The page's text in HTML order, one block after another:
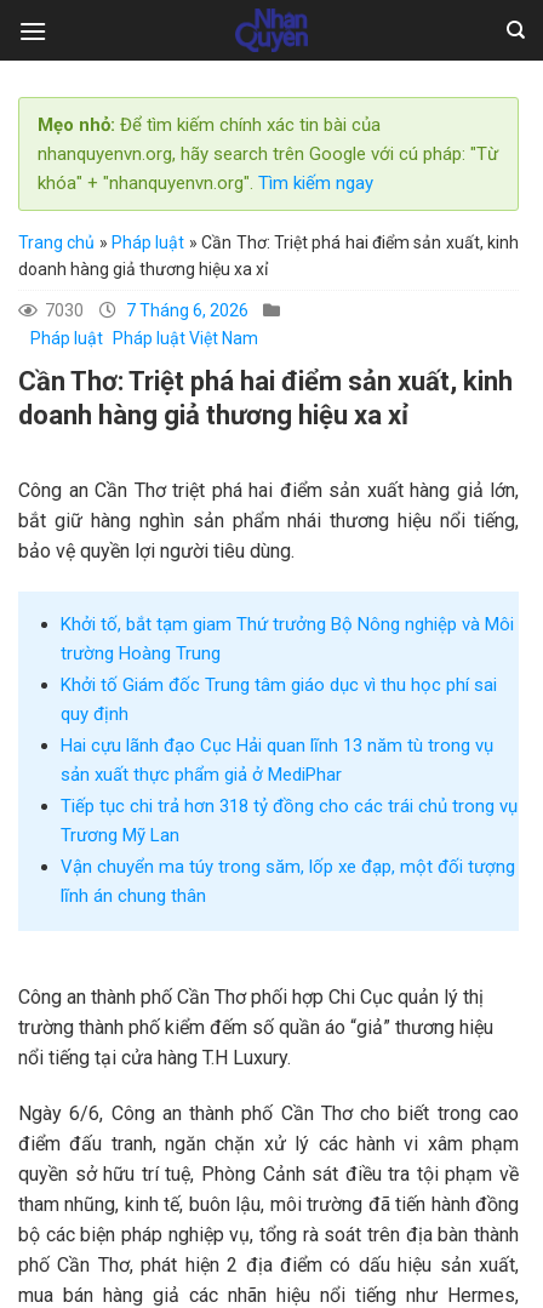
Mẹo nhỏ: Để tìm kiếm chính xác tin bài của
nhanquyenvn.org, hãy search trên Google với cú pháp: "Từ
khóa" + "nhanquyenvn.org". Tìm kiếm ngay
Trang chủ » Pháp luật »Cần Thơ: Triệt phá hai điểm sản xuất, kinh
doanh hàng giả thương hiệu xa xỉ
7030
7 Tháng 6, 2026
Pháp luật
Pháp luật Việt Nam
Cần Thơ: Triệt phá hai điểm sản xuất, kinh
doanh hàng giả thương hiệu xa xỉ
Công an Cần Thơ triệt phá hai điểm sản xuất hàng giả lớn,
bắt giữ hàng nghìn sản phẩm nhái thương hiệu nổi tiếng,
bảo vệ quyền lợi người tiêu dùng.
Khởi tố, bắt tạm giam Thứ trưởng Bộ Nông nghiệp và Môi
trường Hoàng Trung
Khởi tố Giám đốc Trung tâm giáo dục vì thu học phí sai
quy định
Hai cựu lãnh đạo Cục Hải quan lĩnh 13 năm tù trong vụ
sản xuất thực phẩm giả ở MediPhar
Tiếp tục chi trả hơn 318 tỷ đồng cho các trái chủ trong vụ
Trương Mỹ Lan
Vận chuyển ma túy trong săm, lốp xe đạp, một đối tượng
lĩnh án chung thân
Công an thành phố Cần Thơ phối hợp Chi Cục quản lý thị
trường thành phố kiểm đếm số quần áo “giả” thương hiệu
nổi tiếng tại cửa hàng T.H Luxury.
Ngày 6/6, Công an thành phố Cần Thơ cho biết trong cao
điểm đấu tranh, ngăn chặn xử lý các hành vi xâm phạm
quyền sở hữu trí tuệ, Phòng Cảnh sát điều tra tội phạm về
tham nhũng, kinh tế, buôn lậu, môi trường đã tiến hành đồng
bộ các biện pháp nghiệp vụ, tổng rà soát trên địa bàn thành
phố Cần Thơ, phát hiện 2 địa điểm có dấu hiệu sản xuất,
mua bán hàng giả các nhãn hiệu nổi tiếng như Hermes,